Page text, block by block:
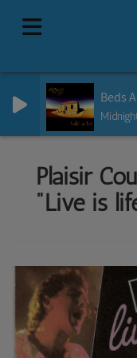
Beds
Plaisir
"Live is